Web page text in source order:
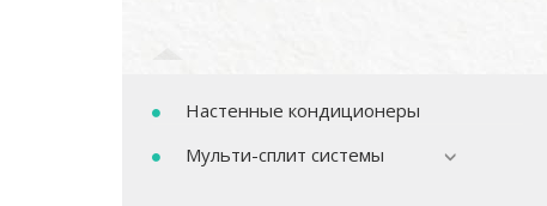
Настенные кондиционеры
Мульти-сплит системы